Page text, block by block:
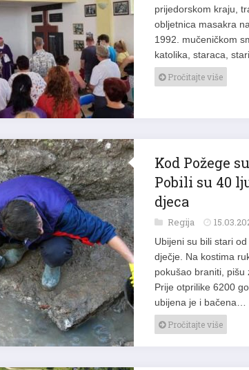
prijedorskom kraju,
obljetnica masakra
1992. mučeničkom
katolika, staraca,
Pročitajte više
Kod Požege
Pobili su 40
djeca
Regija
Ubijeni su bili stari
dječje. Na kostima
pokušao braniti, pišu
Prije otprilike 6200
ubijena je i bačena…
Pročitajte više